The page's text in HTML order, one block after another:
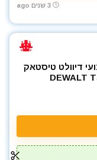
3 שנים ago
דיוולט טיסטאק
DEWALT